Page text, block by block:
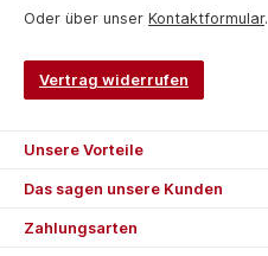
Oder über unser Kontaktformular.
Vertrag widerrufen
Unsere Vorteile
Das sagen unsere Kunden
Zahlungsarten